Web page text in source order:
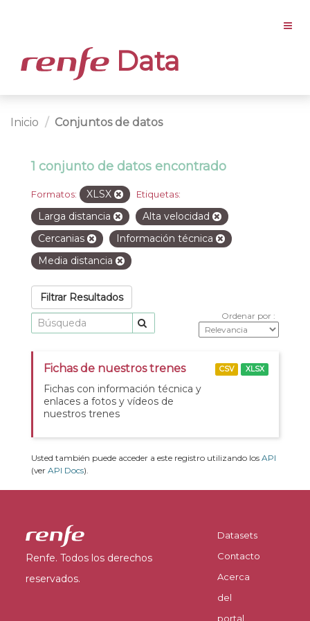
Data
Inicio Conjuntos de datos
1 conjunto de datos encontrado
Formatos: XLSX Etiquetas:
Larga distancia
Alta velocidad
Cercanias
Información técnica
Media distancia
Filtrar Resultados
Ordenar por
Fichas de nuestros trenes
Fichas con información técnica y
enlaces a fotos y vídeos de
nuestros trenes
CSV XLSX
Usted también puede acceder a este registro utilizando los API
(ver API Docs).
Renfe. Todos los derechos
reservados.
Datasets
Contacto
Acerca
del
portal